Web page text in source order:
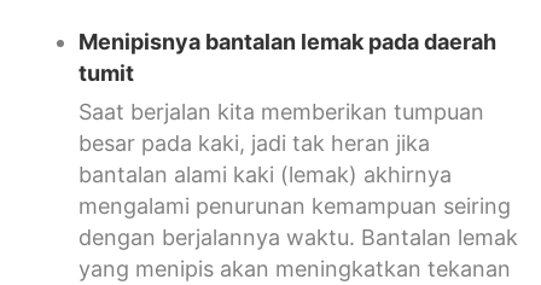
Menipisnya bantalan lemak pada daerah
tumit
Saat berjalan kita memberikan tumpuan
besar pada kaki, jadi tak heran jika
bantalan alami kaki (lemak) akhirnya
mengalami penurunan kemampuan seiring
dengan berjalannya waktu. Bantalan lemak
yang menipis akan meningkatkan tekanan